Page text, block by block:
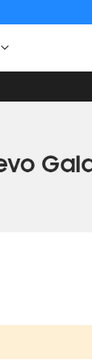
Moneda